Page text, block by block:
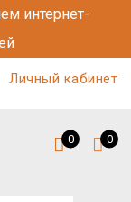
интернет-
Личный кабинет
0 0